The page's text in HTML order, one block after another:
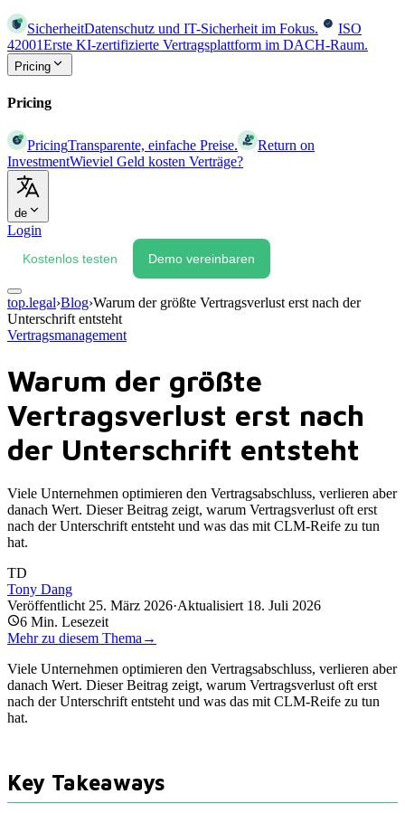
SicherheitDatenschutz und IT-Sicherheit im Fokus.
ISO
42001Erste KI-zertifizierte Vertragsplattform im DACH-Raum.
Pricing
Pricing
PricingTransparente, einfache Preise.
Return on
InvestmentWieviel Geld kosten Verträge?
de
Login
Kostenlos testen Demo vereinbaren
top.legal›Blog›Warum der größte Vertragsverlust erst nach der
Unterschrift entsteht
Vertragsmanagement
Warum der größte
Vertragsverlust erst nach
der Unterschrift entsteht
Viele Unternehmen optimieren den Vertragsabschluss, verlieren aber
danach Wert. Dieser Beitrag zeigt, warum Vertragsverlust oft erst
nach der Unterschrift entsteht und was das mit CLM-Reife zu tun
hat.
TD
Tony Dang
Veröffentlicht 25. März 2026·Aktualisiert 18. Juli 2026
6 Min. Lesezeit
Mehr zu diesem Thema →
Viele Unternehmen optimieren den Vertragsabschluss, verlieren aber
danach Wert. Dieser Beitrag zeigt, warum Vertragsverlust oft erst
nach der Unterschrift entsteht und was das mit CLM-Reife zu tun
hat.
Key Takeaways